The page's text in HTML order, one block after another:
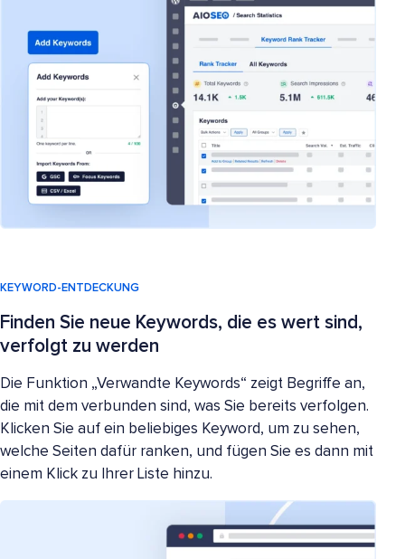
KEYWORD-ENTDECKUNG
Finden Sie neue Keywords, die es wert sind,
verfolgt zu werden
Die Funktion „Verwandte Keywords“ zeigt Begriffe an,
die mit dem verbunden sind, was Sie bereits verfolgen.
Klicken Sie auf ein beliebiges Keyword, um zu sehen,
welche Seiten dafür ranken, und fügen Sie es dann mit
einem Klick zu Ihrer Liste hinzu.